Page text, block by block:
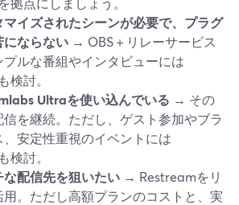
イズされたシーンが必要で、プラグ
にならない → OBS＋リレーサービス
プルな番組やインタビューには
検討。
Ultraを使い込んでいる → その
信を継続。ただし、ゲスト参加やブラ
、安定性重視のイベントには
検討。
な配信先を狙いたい → Restreamをリ
用。ただし高額プランのコストと、実